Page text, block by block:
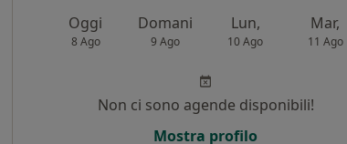
Oggi
8 Ago
Domani
9 Ago
Lun,
10 Ago
Mar,
11 Ago
Non ci sono agende disponibili!
Mostra profilo